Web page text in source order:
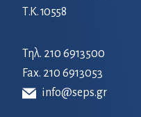
Τ.Κ. 10558
Τηλ. 210 6913500
Fax. 210 6913053
info@seps.gr